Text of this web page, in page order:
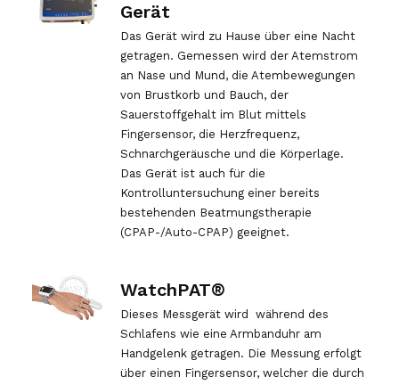
Gerät
Das Gerät wird zu Hause über eine Nacht
getragen. Gemessen wird der Atemstrom
an Nase und Mund, die Atembewegungen
von Brustkorb und Bauch, der
Sauerstoffgehalt im Blut mittels
Fingersensor, die Herzfrequenz,
Schnarchgeräusche und die Körperlage.
Das Gerät ist auch für die
Kontrolluntersuchung einer bereits
bestehenden Beatmungstherapie
(CPAP-/Auto-CPAP) geeignet.
WatchPAT®
Dieses Messgerät wird
während des
Schlafens wie eine Armbanduhr am
Handgelenk getragen. Die Messung erfolgt
über einen Fingersensor, welcher die durch